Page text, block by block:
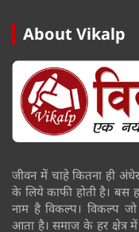
About Vikalp
जीवन में चाहे कितना ही
के लिये काफी होती है। बस
नाम है विकल्प। विकल्प
आता है। समाज के हर क्षेत्र